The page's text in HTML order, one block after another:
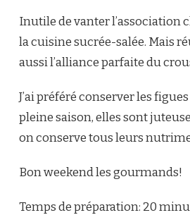
Inutile de vanter l’association
la cuisine sucrée-salée. Mais
aussi l’alliance parfaite du
J’ai préféré conserver les
pleine saison, elles sont
on conserve tous leurs
Bon weekend les gourmands!
Temps de préparation: 20